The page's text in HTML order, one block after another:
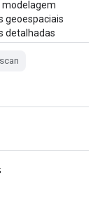
modelagem
geoespaciais
detalhadas